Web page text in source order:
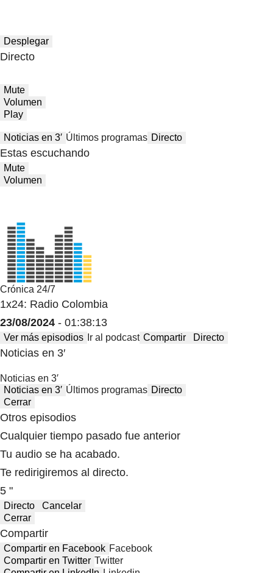
Desplegar
Directo
Mute
Volumen
Play
Noticias en 3′ Últimos programas Directo
Estas escuchando
Mute
Volumen
Crónica 24/7
1x24: Radio Colombia
23/08/2024 - 01:38:13
Ver más episodios Ir al podcast Compartir Directo
Noticias en 3′
Noticias en 3′
Noticias en 3′ Últimos programas Directo
Cerrar
Otros episodios
Cualquier tiempo pasado fue anterior
Tu audio se ha acabado.
Te redirigiremos al directo.
5 "
Directo
Cancelar
Cerrar
Compartir
Compartir en Facebook Facebook
Compartir en Twitter Twitter